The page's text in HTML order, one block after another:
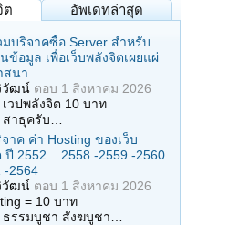
ต อัพเดทล่าสุด
บริจาคซื้อ Server สำหรับ
ข้อมูล เพื่อเว็บพลังจิตเผยแผ่
สนา
วัฒน์ ตอบ 1 สิงหาคม 2026
วปพลังจิต 10 บาท
าธุครับ…
าค ค่า Hosting ของเว็บ
ปี 2552 ...2558 -2559 -2560
-2564
วัฒน์ ตอบ 1 สิงหาคม 2026
= 10 บาท
รรมบูชา สังฆบูชา…